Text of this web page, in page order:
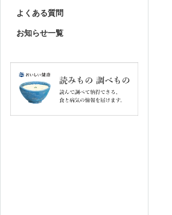
よくある質問
お知らせ一覧